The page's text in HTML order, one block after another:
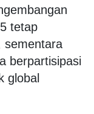
tetap
sementara
berpartisipasi
global